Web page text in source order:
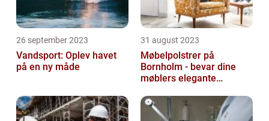
26 september 2023
Vandsport: Oplev havet
på en ny måde
31 august 2023
Møbelpolstrer på
Bornholm - bevar dine
møblers elegante